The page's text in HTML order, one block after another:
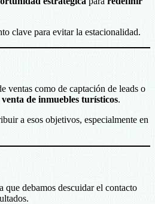
clave para evitar la estacionalidad.
ventas como de captación de leads o
venta de inmuebles turísticos.
a esos objetivos, especialmente en
debamos descuidar el contacto